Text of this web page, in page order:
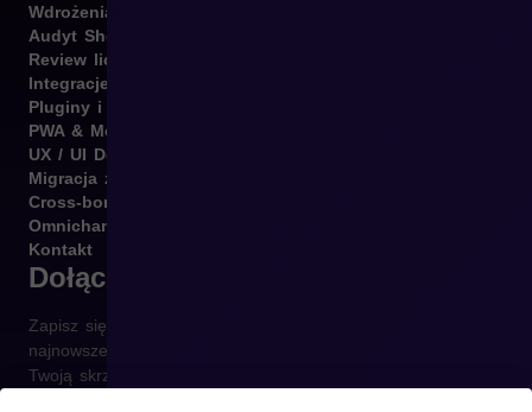
Wdrożenia B2B i B2C
Audyt Shopware
Review licencji Shopware
Integracje Shopware
Pluginy i template
PWA & Mobile
UX / UI Design
Migracja z różnych platform
Cross-border
Omnichannel
Kontakt
Dołącz do newslettera
Zapisz się do naszego newslettera i otrzymuj raz w tygodniu
najnowsze informacje ze świata e-commerce prosto na
Twoją skrzynkę.